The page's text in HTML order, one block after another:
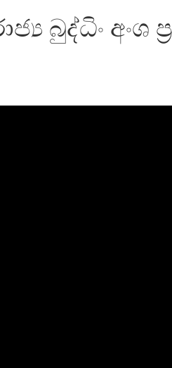
බුද්ධිං අංශ